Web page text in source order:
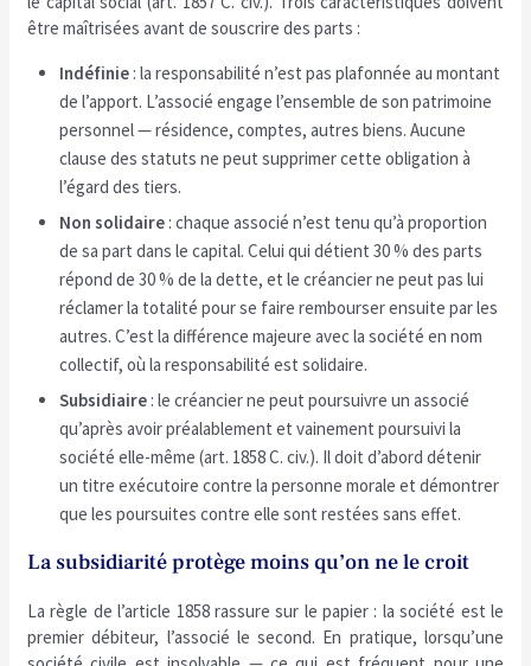
être maîtrisées avant de souscrire des parts :
Indéfinie : la responsabilité n’est pas plafonnée au montant
de l’apport. L’associé engage l’ensemble de son patrimoine
personnel — résidence, comptes, autres biens. Aucune
clause des statuts ne peut supprimer cette obligation à
l’égard des tiers.
Non solidaire : chaque associé n’est tenu qu’à proportion
de sa part dans le capital. Celui qui détient 30 % des parts
répond de 30 % de la dette, et le créancier ne peut pas lui
réclamer la totalité pour se faire rembourser ensuite par les
autres. C’est la différence majeure avec la société en nom
collectif, où la responsabilité est solidaire.
Subsidiaire : le créancier ne peut poursuivre un associé
qu’après avoir préalablement et vainement poursuivi la
société elle-même (art. 1858 C. civ.). Il doit d’abord détenir
un titre exécutoire contre la personne morale et démontrer
que les poursuites contre elle sont restées sans effet.
La subsidiarité protège moins qu’on ne le croit
La règle de l’article 1858 rassure sur le papier : la société est le
premier débiteur, l’associé le second. En pratique, lorsqu’une